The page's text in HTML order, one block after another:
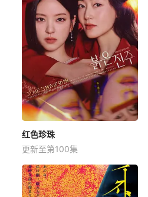
红色珍珠
更新至第100集